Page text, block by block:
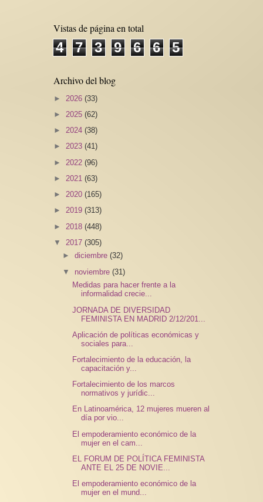
Vistas de página en total
4 7 3 9 6 6 5
Archivo del blog
► 2026 (33)
► 2025 (62)
► 2024 (38)
► 2023 (41)
► 2022 (96)
► 2021 (63)
► 2020 (165)
► 2019 (313)
► 2018 (448)
▼ 2017 (305)
►diciembre(32)
▼ noviembre(31)
Medidas para hacer frente a la
informalidad crecie...
JORNADA DE DIVERSIDAD
FEMINISTA EN MADRID 2/12/201...
Aplicación de políticas económicas y
sociales para...
Fortalecimiento de la educación, la
capacitación y...
Fortalecimiento de los marcos
normativos y jurídic...
En Latinoamérica, 12 mujeres mueren al
día por vio...
El empoderamiento económico de la
mujer en el cam...
EL FORUM DE POLÍTICA FEMINISTA
ANTE EL 25 DE NOVIE...
El empoderamiento económico de la
mujer en el mund...